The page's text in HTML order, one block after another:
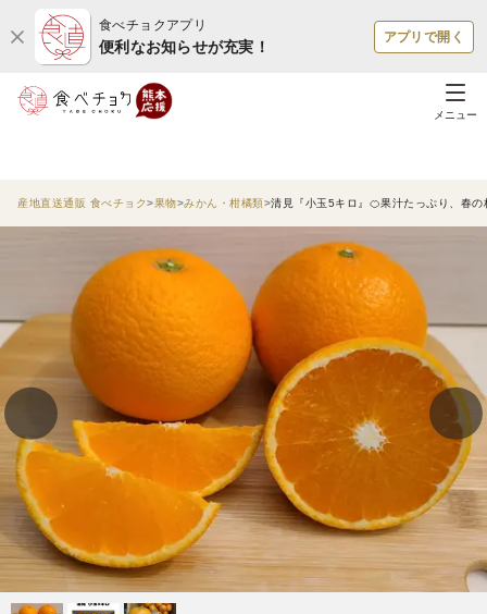
食べチョクアプリ
便利なお知らせが充実！
アプリで開く
メニュー
産地直送通販 食べチョク 果物 みかん・柑橘類 清見『小玉5キロ』🍊果汁たっぷり、春の